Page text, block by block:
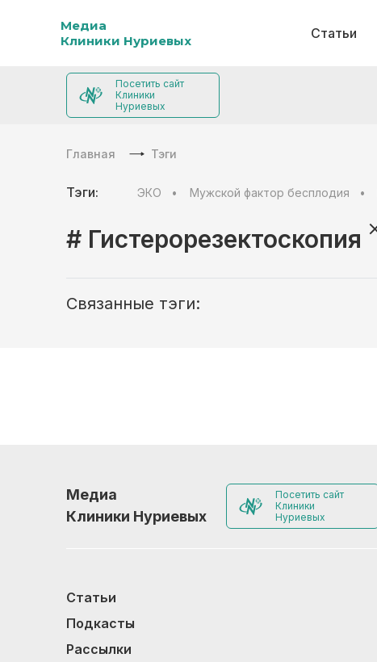
Медиа
Клиники Нуриевых
Статьи
Посетить сайт
Клиники
Нуриевых
Главная Тэги
Тэги: ЭКО Мужской фактор бесплодия
# Гистерорезектоскопия
Связанные тэги:
Медиа
Клиники Нуриевых
Посетить сайт
Клиники
Нуриевых
Статьи
Подкасты
Рассылки